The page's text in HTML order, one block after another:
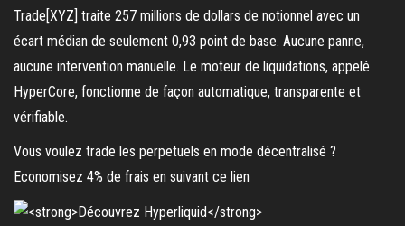
Trade[XYZ] traite 257 millions de dollars de notionnel avec un
écart médian de seulement 0,93 point de base. Aucune panne,
aucune intervention manuelle. Le moteur de liquidations, appelé
HyperCore, fonctionne de façon automatique, transparente et
vérifiable.
Vous voulez trade les perpetuels en mode décentralisé ?
Economisez 4% de frais en suivant ce lien